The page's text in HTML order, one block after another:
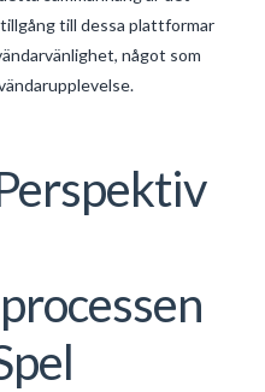
till dessa plattformar
något som